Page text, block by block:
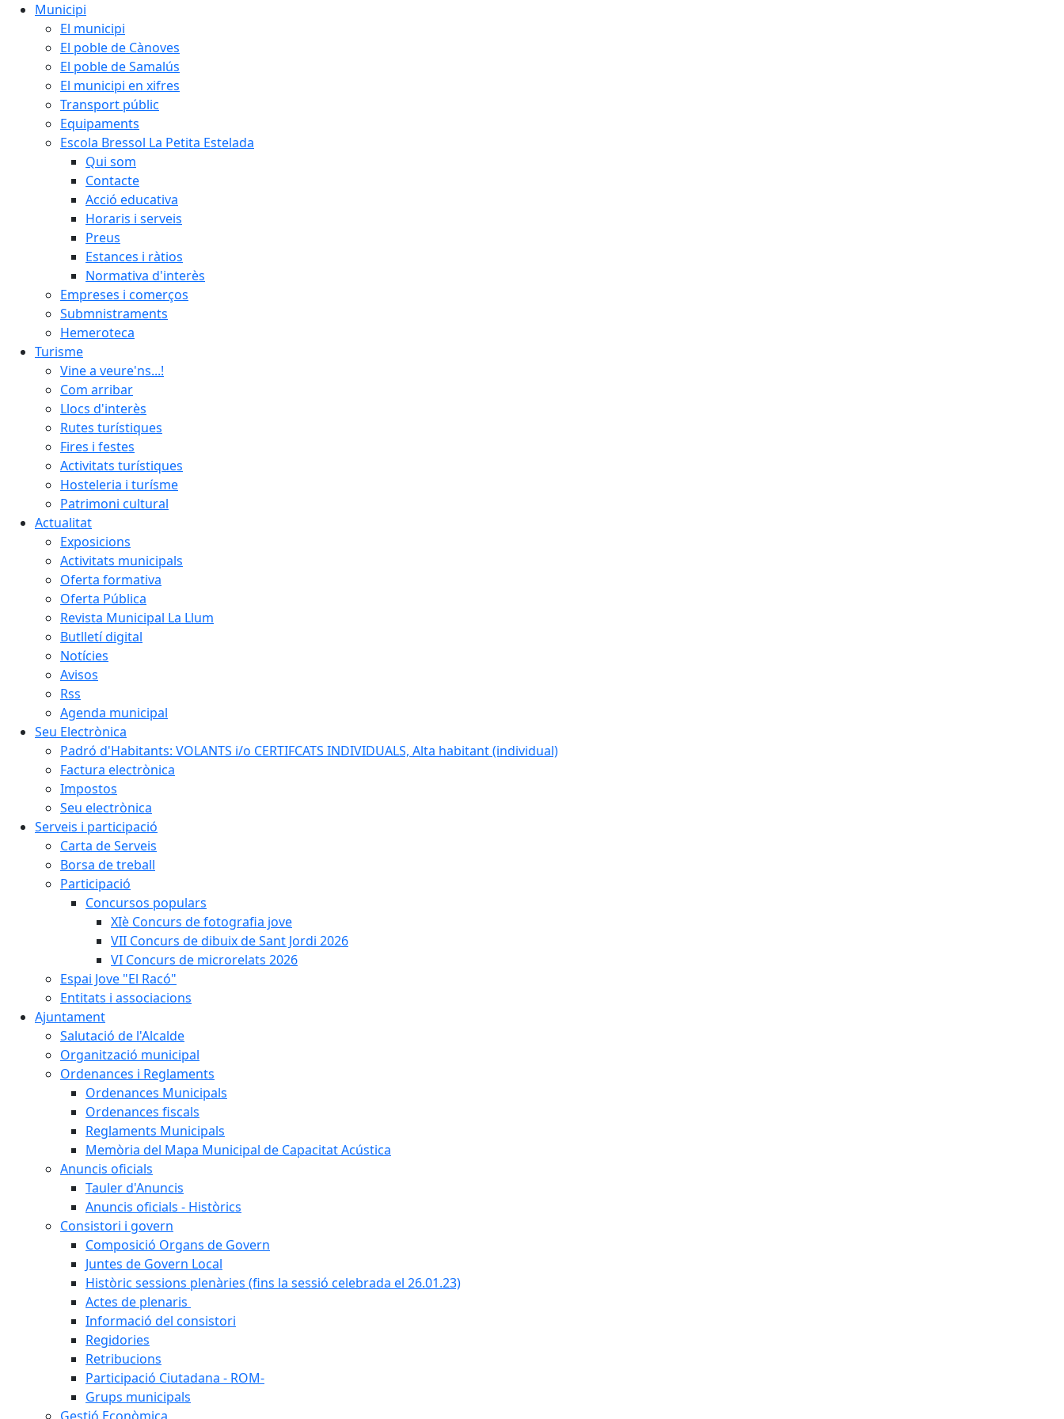
Municipi
El municipi
El poble de Cànoves
El poble de Samalús
El municipi en xifres
Transport públic
Equipaments
Escola Bressol La Petita Estelada
Qui som
Contacte
Acció educativa
Horaris i serveis
Preus
Estances i ràtios
Normativa d'interès
Empreses i comerços
Submnistraments
Hemeroteca
Turisme
Vine a veure'ns...!
Com arribar
Llocs d'interès
Rutes turístiques
Fires i festes
Activitats turístiques
Hosteleria i turísme
Patrimoni cultural
Actualitat
Exposicions
Activitats municipals
Oferta formativa
Oferta Pública
Revista Municipal La Llum
Butlletí digital
Notícies
Avisos
Rss
Agenda municipal
Seu Electrònica
Padró d'Habitants: VOLANTS i/o CERTIFCATS INDIVIDUALS, Alta habitant (individual)
Factura electrònica
Impostos
Seu electrònica
Serveis i participació
Carta de Serveis
Borsa de treball
Participació
Concursos populars
XIè Concurs de fotografia jove
VII Concurs de dibuix de Sant Jordi 2026
VI Concurs de microrelats 2026
Espai Jove "El Racó"
Entitats i associacions
Ajuntament
Salutació de l'Alcalde
Organització municipal
Ordenances i Reglaments
Ordenances Municipals
Ordenances fiscals
Reglaments Municipals
Memòria del Mapa Municipal de Capacitat Acústica
Anuncis oficials
Tauler d'Anuncis
Anuncis oficials - Històrics
Consistori i govern
Composició Organs de Govern
Juntes de Govern Local
Històric sessions plenàries (fins la sessió celebrada el 26.01.23)
Actes de plenaris
Informació del consistori
Regidories
Retribucions
Participació Ciutadana - ROM-
Grups municipals